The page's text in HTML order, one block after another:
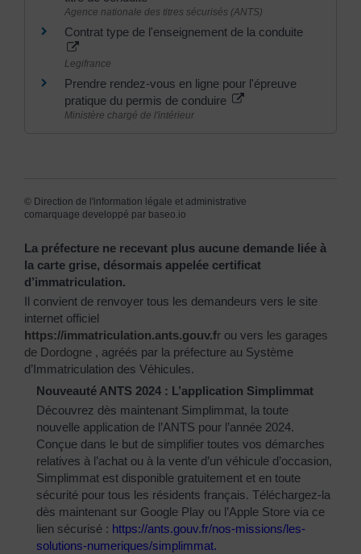
Agence nationale des titres sécurisés (ANTS)
Contrat type de l'enseignement de la conduite
Legifrance
Prendre rendez-vous en ligne pour l'épreuve
pratique du permis de conduire
Ministère chargé de l'intérieur
© Direction de l'information légale et administrative
comarquage developpé par baseo.io
La préfecture ne recevant plus aucune demande liée à
la carte grise, désormais appelée certificat
d’immatriculation.
Il convient de renvoyer tous les demandeurs vers le site
internet officiel
https://immatriculation.ants.gouv.fr ou vers les garages
de Dordogne , agréés par la préfecture au Système
d’Immatriculation des Véhicules.
Nouveauté ANTS 2024 : L’application Simplimmat
Découvrez dès maintenant Simplimmat, la toute
nouvelle application de l’ANTS pour l’année 2024.
Conçue dans le but de simplifier toutes vos démarches
relatives à l’achat ou à la vente d’un véhicule d’occasion,
Simplimmat est disponible gratuitement et en toute
sécurité pour tous les résidents français. Téléchargez-la
dès maintenant sur Google Play ou l’Apple Store via ce
lien sécurisé : https://ants.gouv.fr/nos-missions/les-
solutions-numeriques/simplimmat.